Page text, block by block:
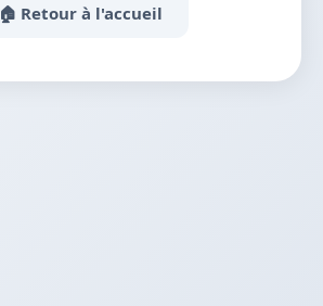
🏠 Retour à l'accueil